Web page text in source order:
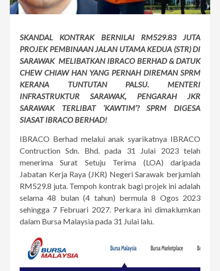
SKANDAL KONTRAK BERNILAI RM529.83 JUTA
PROJEK PEMBINAAN JALAN UTAMA KEDUA (STR) DI
SARAWAK MELIBATKAN IBRACO BERHAD & DATUK
CHEW CHIAW HAN YANG PERNAH DIREMAN SPRM
KERANA TUNTUTAN PALSU. MENTERI
INFRASTRUKTUR SARAWAK, PENGARAH JKR
SARAWAK TERLIBAT ‘KAWTIM’?SPRM DIGESA
SIASAT IBRACO BERHAD!
IBRACO Berhad melalui anak syarikatnya IBRACO
Contruction Sdn. Bhd. pada 31 Julai 2023 telah
menerima Surat Setuju Terima (LOA) daripada
Jabatan Kerja Raya (JKR) Negeri Sarawak berjumlah
RM529.8 juta. Tempoh kontrak bagi projek ini adalah
selama 48 bulan (4 tahun) bermula 8 Ogos 2023
sehingga 7 Februari 2027. Perkara ini dimaklumkan
dalam Bursa Malaysia pada 31 Julai lalu.